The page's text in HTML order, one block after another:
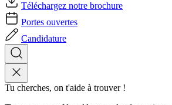
Téléchargez notre brochure
Portes ouvertes
Candidature
Tu cherches, on t'aide à trouver !